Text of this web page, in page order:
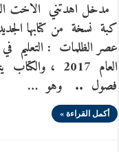
مدخل اهدتني الاخت
كبة نسخة من كتابها
العام 2017 ،
فصول .. وهو …
أكمل القراءة »